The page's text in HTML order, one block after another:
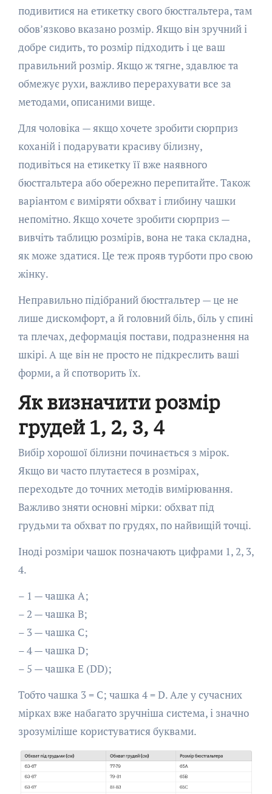
подивитися на етикетку свого бюстгальтера, там
обов’язково вказано розмір. Якщо він зручний і
добре сидить, то розмір підходить і це ваш
правильний розмір. Якщо ж тягне, здавлює та
обмежує рухи, важливо перерахувати все за
методами, описаними вище.
Для чоловіка — якщо хочете зробити сюрприз
коханій і подарувати красиву білизну,
подивіться на етикетку її вже наявного
бюстгальтера або обережно перепитайте. Також
варіантом є виміряти обхват і глибину чашки
непомітно. Якщо хочете зробити сюрприз —
вивчіть таблицю розмірів, вона не така складна,
як може здатися. Це теж прояв турботи про свою
жінку.
Неправильно підібраний бюстгальтер — це не
лише дискомфорт, а й головний біль, біль у спині
та плечах, деформація постави, подразнення на
шкірі. А ще він не просто не підкреслить ваші
форми, а й спотворить їх.
Як визначити розмір
грудей 1, 2, 3, 4
Вибір хорошої білизни починається з мірок.
Якщо ви часто плутаєтеся в розмірах,
переходьте до точних методів вимірювання.
Важливо зняти основні мірки: обхват під
грудьми та обхват по грудях, по найвищій точці.
Іноді розміри чашок позначають цифрами 1, 2, 3,
4.
– 1 — чашка A;
– 2 — чашка B;
– 3 — чашка C;
– 4 — чашка D;
– 5 — чашка E (DD);
Тобто чашка 3 = C; чашка 4 = D. Але у сучасних
мірках вже набагато зручніша система, і значно
зрозуміліше користуватися буквами.